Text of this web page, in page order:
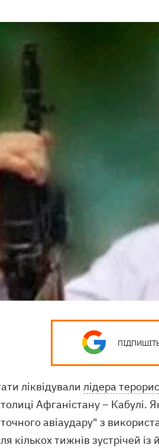
ліквідували лідера
Афганістану – Кабулі.
авіаудару" з
кількох тижнів зустрічей